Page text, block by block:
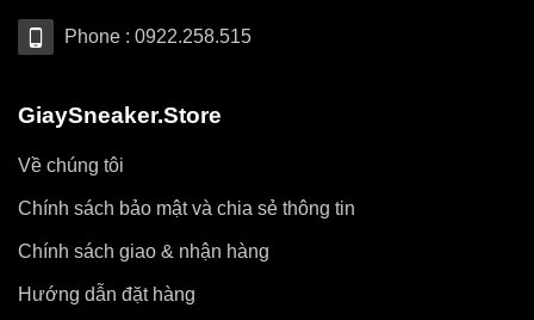
Phone : 0922.258.515
GiaySneaker.Store
Về chúng tôi
Chính sách bảo mật và chia sẻ thông tin
Chính sách giao & nhận hàng
Hướng dẫn đặt hàng